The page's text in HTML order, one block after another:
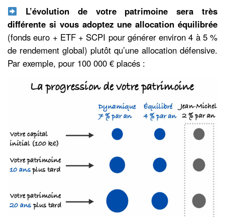
L’évolution de votre patrimoine sera très
différente si vous adoptez une allocation équilibrée
(fonds euro + ETF + SCPI pour générer environ 4 à 5 %
de rendement global) plutôt qu’une allocation défensive.
Par exemple, pour 100 000 € placés :